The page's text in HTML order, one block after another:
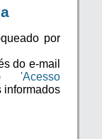
por
do e-mail
'Acesso
informados